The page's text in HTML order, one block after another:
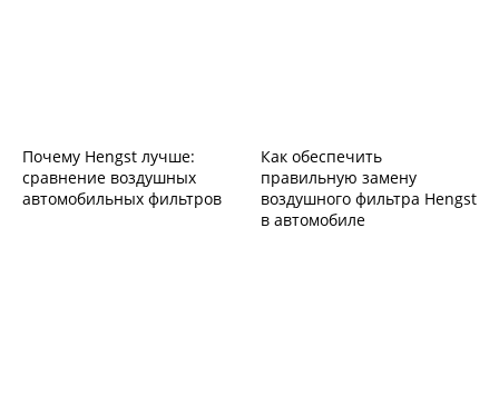
Почему Hengst лучше:
сравнение воздушных
автомобильных фильтров
Как обеспечить
правильную замену
воздушного фильтра Hengst
в автомобиле